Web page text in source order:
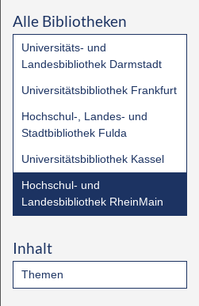
Alle Bibliotheken
Universitäts- und
Landesbibliothek Darmstadt
Universitätsbibliothek Frankfurt
Hochschul-, Landes- und
Stadtbibliothek Fulda
Universitätsbibliothek Kassel
Hochschul- und
Landesbibliothek RheinMain
Inhalt
Themen